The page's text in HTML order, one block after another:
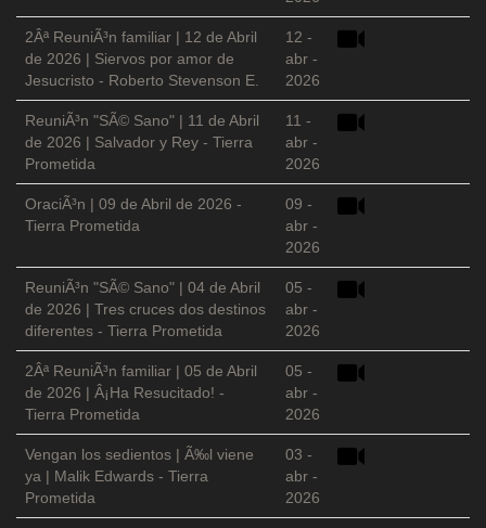
2Âª ReuniÃ³n familiar | 12 de Abril
de 2026 | Siervos por amor de
Jesucristo - Roberto Stevenson E.
12 -
abr -
2026
ReuniÃ³n "SÃ© Sano" | 11 de Abril
de 2026 | Salvador y Rey - Tierra
Prometida
11 -
abr -
2026
OraciÃ³n | 09 de Abril de 2026 -
Tierra Prometida
09 -
abr -
2026
ReuniÃ³n "SÃ© Sano" | 04 de Abril
de 2026 | Tres cruces dos destinos
diferentes - Tierra Prometida
05 -
abr -
2026
2Âª ReuniÃ³n familiar | 05 de Abril
de 2026 | Â¡Ha Resucitado! -
Tierra Prometida
05 -
abr -
2026
Vengan los sedientos | Ã‰l viene
ya | Malik Edwards - Tierra
Prometida
03 -
abr -
2026